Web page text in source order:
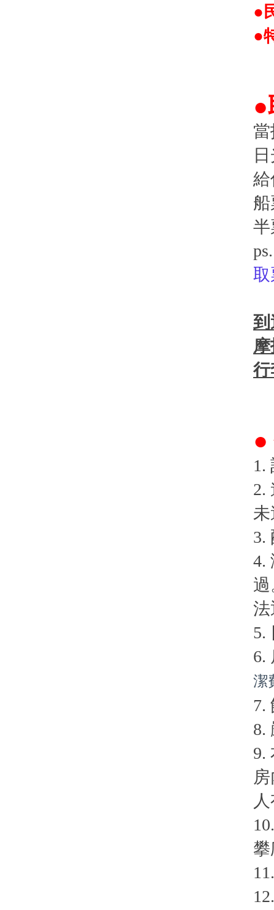
●
●
●
給
半
取
行
●
1.
2.
3.
4.
法
5.
6.
潔
7.
8.
9.